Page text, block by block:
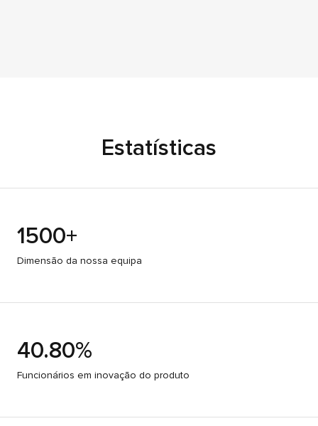
Estatísticas
1500+
Dimensão da nossa equipa
40.80%
Funcionários em inovação do produto